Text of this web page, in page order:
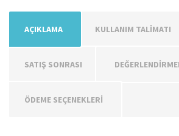
AÇIKLAMA KULLANIM TALİMATI
SATIŞ SONRASI
ÖDEME SEÇENEKLERİ